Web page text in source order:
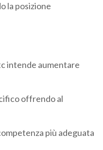
la posizione
intende aumentare
offrendo al
più adeguata